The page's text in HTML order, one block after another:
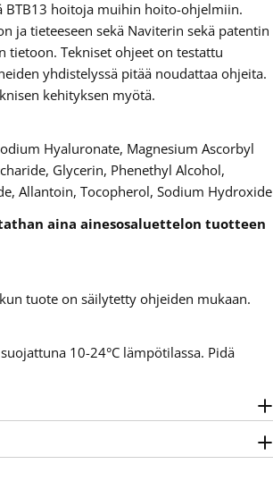
BTB13 hoitoja muihin hoito-ohjelmiin.
ja tieteeseen sekä Naviterin sekä patentin
Tekniset ohjeet on testattu
yhdistelyssä pitää noudattaa ohjeita.
kehityksen myötä.
Hyaluronate, Magnesium Ascorbyl
Glycerin, Phenethyl Alcohol,
Allantoin, Tocopherol, Sodium Hydroxide
aina ainesosaluettelon tuotteen
tuote on säilytetty ohjeiden mukaan.
10-24°C lämpötilassa. Pidä